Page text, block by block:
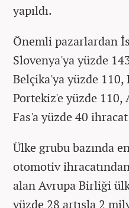
yapıldı.
Önemli pazarlardan
Slovenya'ya yüzde
Belçika'ya yüzde 110,
Portekiz'e yüzde 110,
Fas'a yüzde 40 ihracat
Ülke grubu bazında
otomotiv
alan Avrupa Birliği
yüzde 28 artışla 2